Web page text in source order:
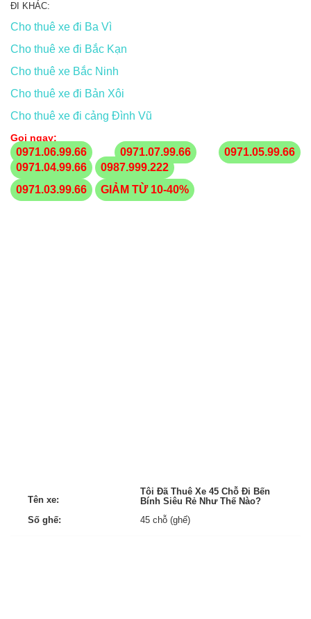
ĐI KHÁC:
Cho thuê xe đi Ba Vì
Cho thuê xe đi Bắc Kạn
Cho thuê xe Bắc Ninh
Cho thuê xe đi Bản Xôi
Cho thuê xe đi cảng Đình Vũ
Gọi ngay:
0971.06.99.66 0971.07.99.66
0971.05.99.66
0971.04.99.66
0987.999.222
0971.03.99.66
GIẢM TỪ 10-40%
Tên xe:
Tôi Đã Thuê Xe 45 Chỗ Đi Bến
Bính Siêu Rẻ Như Thế Nào?
Số ghế:
45 chỗ (ghế)